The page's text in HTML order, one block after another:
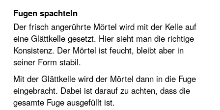
Fugen spachteln
Der frisch angerührte Mörtel wird mit der Kelle auf
eine Glättkelle gesetzt. Hier sieht man die richtige
Konsistenz. Der Mörtel ist feucht, bleibt aber in
seiner Form stabil.
Mit der Glättkelle wird der Mörtel dann in die Fuge
eingebracht. Dabei ist darauf zu achten, dass die
gesamte Fuge ausgefüllt ist.